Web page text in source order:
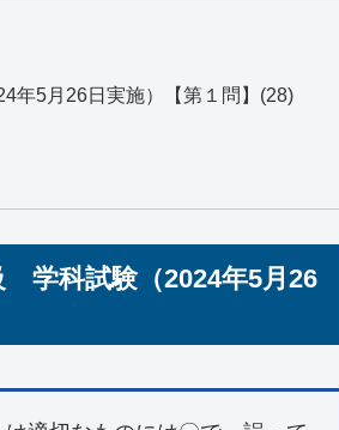
5月26日実施）【第１問】(28)
学科試験（2024年5月26